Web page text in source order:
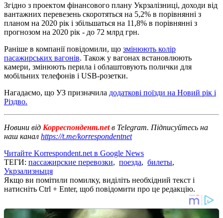
Згідно з проектом фінансового плану Укрзалізниці, доходи від
вантажних перевезень скоротяться на 5,2% в порівнянні з
планом на 2020 рік і збільшаться на 11,8% в порівнянні з
прогнозом на 2020 рік - до 72 млрд грн.
Раніше в компанії повідомили, що змінюють колір
пасажирських вагонів. Також у вагонах встановлюють
камери, змінюють перила і облаштовують полички для
мобільних телефонів і USB-розетки.
Нагадаємо, що УЗ призначила додаткові поїзди на Новий рік і
Різдво.
Новини від Корреспондент.netв Telegram. Підписуйтесь на
наш канал https://t.me/korrespondentnet
Читайте Korrespondent.net в Google News
ТЕГИ: пассажирские перевозки, поезда, билеты,
Укрзализныця
Якщо ви помітили помилку, виділіть необхідний текст і
натисніть Ctrl + Enter, щоб повідомити про це редакцію.